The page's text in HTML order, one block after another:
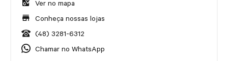
Ver no mapa
Conheça nossas lojas
(48) 3281-6312
Chamar no WhatsApp